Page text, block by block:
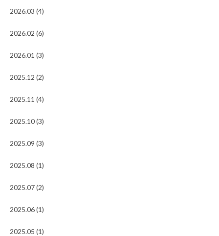
2026.03 (4)
2026.02 (6)
2026.01 (3)
2025.12 (2)
2025.11 (4)
2025.10 (3)
2025.09 (3)
2025.08 (1)
2025.07 (2)
2025.06 (1)
2025.05 (1)